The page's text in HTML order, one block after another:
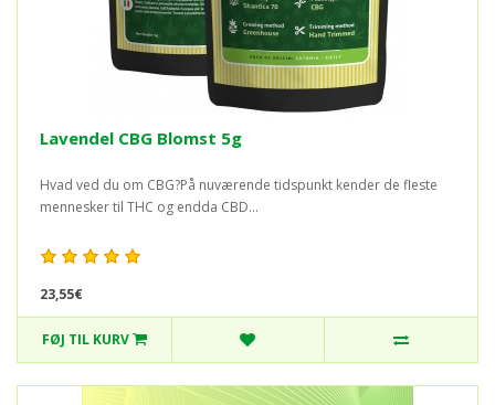
Lavendel CBG Blomst 5g
Hvad ved du om CBG?På nuværende tidspunkt kender de fleste
mennesker til THC og endda CBD...
23,55€
FØJ TIL KURV